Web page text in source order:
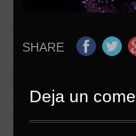
SHARE
Deja un